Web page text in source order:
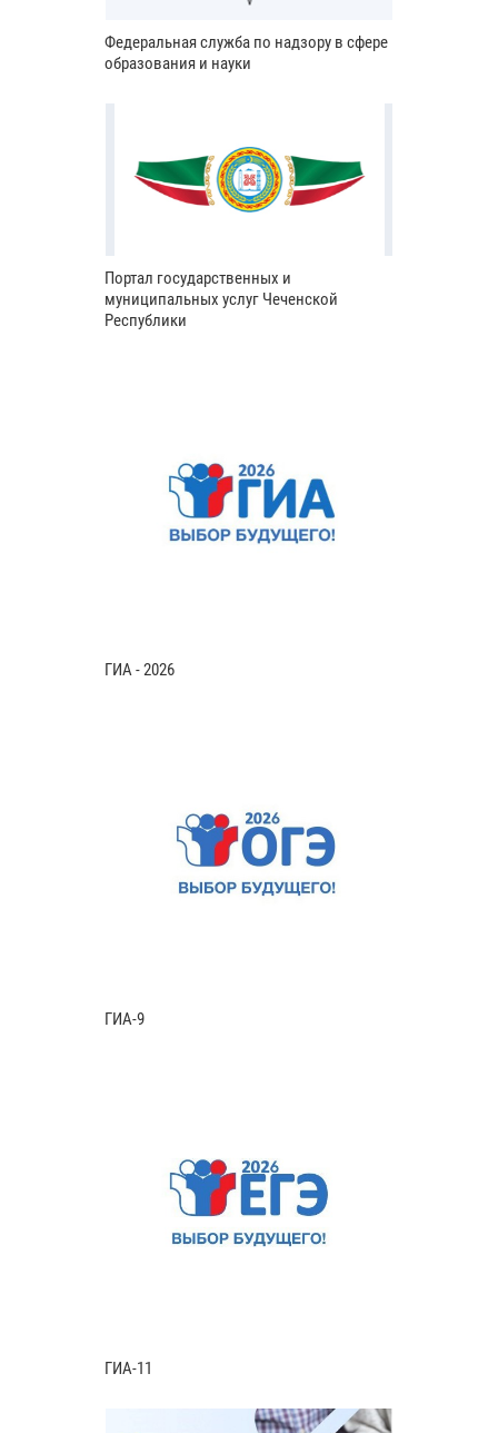
Федеральная служба по надзору в сфере
образования и науки
Портал государственных и
муниципальных услуг Чеченской
Республики
ГИА - 2026
ГИА-9
ГИА-11